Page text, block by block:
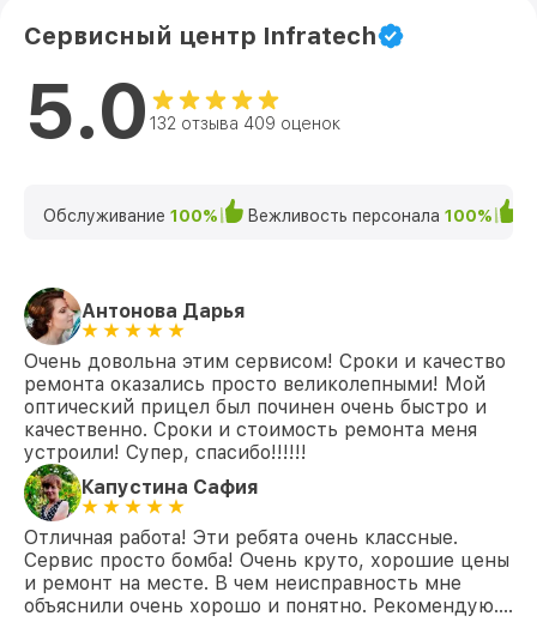
Сервисный центр Infratech
5.0 132 отзыва 409 оценок
Обслуживание 100% Вежливость персонала 100%
Антонова Дарья
Очень довольна этим сервисом! Сроки и качество
ремонта оказались просто великолепными! Мой
оптический прицел был починен очень быстро и
качественно. Сроки и стоимость ремонта меня
устроили! Супер, спасибо!!!!!!
Капустина Сафия
Отличная работа! Эти ребята очень классные.
Сервис просто бомба! Очень круто, хорошие цены
и ремонт на месте. В чем неисправность мне
объяснили очень хорошо и понятно. Рекомендую….